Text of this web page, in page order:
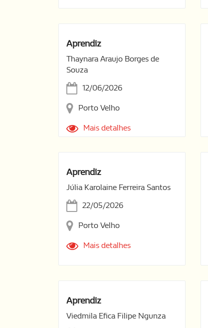
Aprendiz
Thaynara Araujo Borges de
Souza
12/06/2026
Porto Velho
Mais detalhes
Aprendiz
Júlia Karolaine Ferreira Santos
22/05/2026
Porto Velho
Mais detalhes
Aprendiz
Viedmila Efica Filipe Ngunza